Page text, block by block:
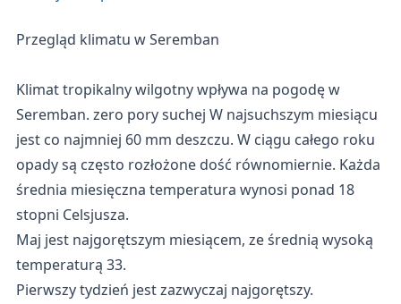
Przegląd klimatu w Seremban
Klimat tropikalny wilgotny wpływa na pogodę w
Seremban. zero pory suchej W najsuchszym miesiącu
jest co najmniej 60 mm deszczu. W ciągu całego roku
opady są często rozłożone dość równomiernie. Każda
średnia miesięczna temperatura wynosi ponad 18
stopni Celsjusza.
Maj jest najgorętszym miesiącem, ze średnią wysoką
temperaturą 33.
Pierwszy tydzień jest zazwyczaj najgorętszy.